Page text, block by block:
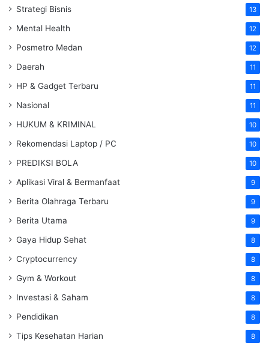
Strategi Bisnis 13
Mental Health 12
Posmetro Medan 12
Daerah 11
HP & Gadget Terbaru 11
Nasional 11
HUKUM & KRIMINAL 10
Rekomendasi Laptop / PC 10
PREDIKSI BOLA 10
Aplikasi Viral & Bermanfaat 9
Berita Olahraga Terbaru 9
Berita Utama 9
Gaya Hidup Sehat 8
Cryptocurrency 8
Gym & Workout 8
Investasi & Saham 8
Pendidikan 8
Tips Kesehatan Harian 8